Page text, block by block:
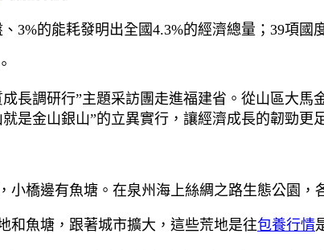
3%的能耗發明出全國4.3%的經濟總量；39項
長調研行”主題采訪團走進福建省。從山區大
是金山銀山”的立異實行，讓經濟成長的韌勁更
小橋邊有魚塘。在泉州海上絲綢之路生態公園，
和魚塘，跟著城市擴大，這些荒地是往包養行情